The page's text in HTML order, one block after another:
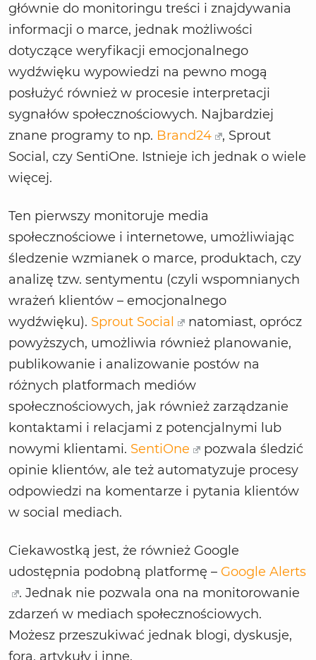
głównie do monitoringu treści i znajdywania
informacji o marce, jednak możliwości
dotyczące weryfikacji emocjonalnego
wydźwięku wypowiedzi na pewno mogą
posłużyć również w procesie interpretacji
sygnałów społecznościowych. Najbardziej
znane programy to np. Brand24
, Sprout
Social, czy SentiOne. Istnieje ich jednak o wiele
więcej.
Ten pierwszy monitoruje media
społecznościowe i internetowe, umożliwiając
śledzenie wzmianek o marce, produktach, czy
analizę tzw. sentymentu (czyli wspomnianych
wrażeń klientów – emocjonalnego
wydźwięku). Sprout Social
natomiast, oprócz
powyższych, umożliwia również planowanie,
publikowanie i analizowanie postów na
różnych platformach mediów
społecznościowych, jak również zarządzanie
kontaktami i relacjami z potencjalnymi lub
nowymi klientami. SentiOne
pozwala śledzić
opinie klientów, ale też automatyzuje procesy
odpowiedzi na komentarze i pytania klientów
w social mediach.
Ciekawostką jest, że również Google
udostępnia podobną platformę – Google Alerts
. Jednak nie pozwala ona na monitorowanie
zdarzeń w mediach społecznościowych.
Możesz przeszukiwać jednak blogi, dyskusje,
fora, artykuły i inne.